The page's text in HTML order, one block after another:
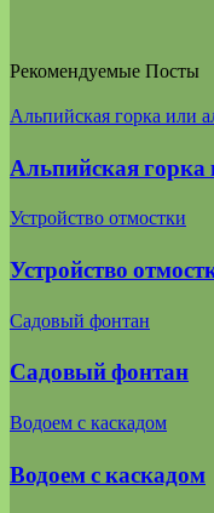
Рекомендуемые Посты
Альпийская горка или
Альпийская
Устройство отмостки
Устройство
Садовый фонтан
Садовый фонтан
Водоем с каскадом
Водоем с каскадом